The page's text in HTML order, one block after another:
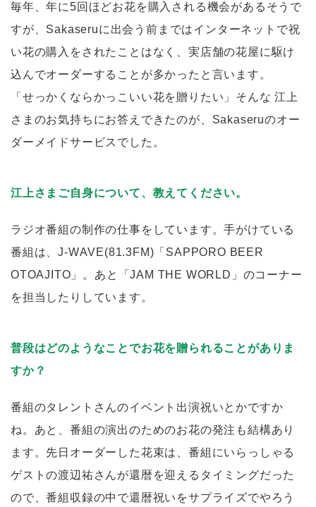
毎年、年に5回ほどお花を購入される機会があるそうで
すが、Sakaseruに出会う前まではインターネットで祝
い花の購入をされたことはなく、実店舗の花屋に駆け
込んでオーダーすることが多かったと言います。
「せっかくならかっこいい花を贈りたい」そんな 江上
さまのお気持ちにお答えできたのが、Sakaseruのオー
ダーメイドサービスでした。
江上さまご自身について、教えてください。
ラジオ番組の制作の仕事をしています。手がけている
番組は、J-WAVE(81.3FM)「SAPPORO BEER
OTOAJITO」。あと「JAM THE WORLD」のコーナー
を担当したりしています。
普段はどのようなことでお花を贈られることがありま
すか？
番組のタレントさんのイベント出演祝いとかですか
ね。あと、番組の演出のためのお花の発注も結構あり
ます。先日オーダーした花束は、番組にいらっしゃる
ゲストの渡辺祐さんが還暦を迎えるタイミングだった
ので、番組収録の中で還暦祝いをサプライズでやろう